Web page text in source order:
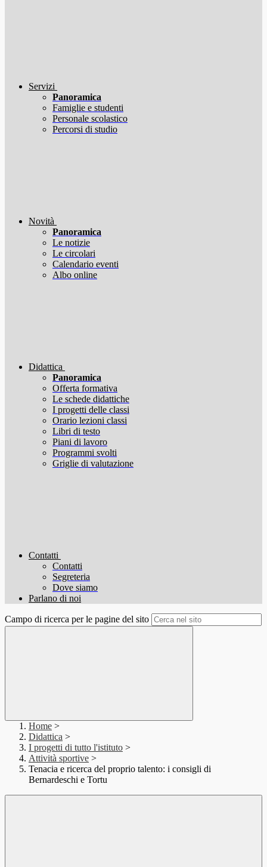
Servizi
Panoramica
Famiglie e studenti
Personale scolastico
Percorsi di studio
Novità
Panoramica
Le notizie
Le circolari
Calendario eventi
Albo online
Didattica
Panoramica
Offerta formativa
Le schede didattiche
I progetti delle classi
Orario lezioni classi
Libri di testo
Piani di lavoro
Programmi svolti
Griglie di valutazione
Contatti
Contatti
Segreteria
Dove siamo
Parlano di noi
Campo di ricerca per le pagine del sito
Home >
Didattica >
I progetti di tutto l'istituto >
Attività sportive >
Tenacia e ricerca del proprio talento: i consigli di
Bernardeschi e Tortu